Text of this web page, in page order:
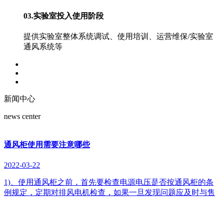
03.实验室投入使用阶段
提供实验室整体系统调试、使用培训、运营维保/实验室
通风系统等
新闻中心
news center
通风柜使用需要注意哪些
2022-03-22
1)、使用通风柜之前，首先要检查电源电压是否按通风柜的条
例规定，定期对排风电机检查，如果一旦发现问题应及时与售